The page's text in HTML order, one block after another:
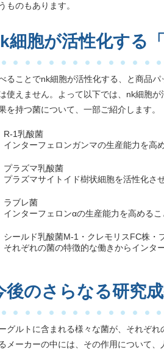
ものもあります。
細胞が活性化する
ることでnk細胞が活性化する、と商品
使えません。よって以下では、nk細胞
を持つ菌について、一部ご紹介します。
R-1乳酸菌
インターフェロンガンマの生産能力を高
プラズマ乳酸菌
プラズマサイトイド樹状細胞を活性化さ
ラブレ菌
インターフェロンαの生産能力を高める
シールド乳酸菌M-1・クレモリスFC株・
それぞれの菌の特徴的な働きからインタ
後のさらなる研究
グルトに含まれる様々な菌が、それぞ
メーカーの中には、その作用について